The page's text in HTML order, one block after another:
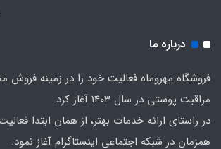
درباره ما
فروشگاه مهروماه فعالیت خود را در زمینه
مراقبت پوستی در سال 1403 آغاز کرد.
در راستای ارائه خدمات بهتر، از همان ابتدا
همزمان در شبکه اجتماعی اینستاگرام آغاز نمود.